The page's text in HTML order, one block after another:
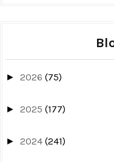
► 2026 (75)
► 2025 (177)
► 2024 (241)